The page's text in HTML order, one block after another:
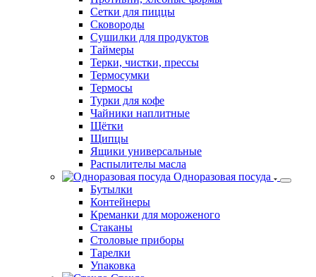
Сетки для пиццы
Сковороды
Сушилки для продуктов
Таймеры
Терки, чистки, прессы
Термосумки
Термосы
Турки для кофе
Чайники наплитные
Щётки
Щипцы
Ящики универсальные
Распылителы масла
Одноразовая посуда
Бутылки
Контейнеры
Креманки для мороженого
Стаканы
Столовые приборы
Тарелки
Упаковка